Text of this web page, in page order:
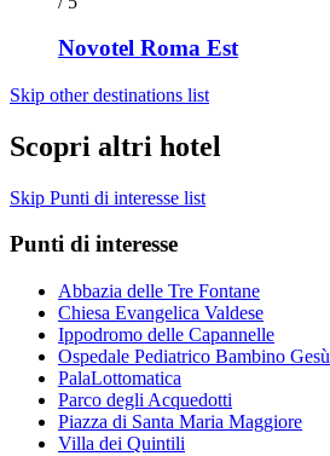
Novotel Roma Est
Skip other destinations list
Scopri altri hotel
Skip Punti di interesse list
Punti di interesse
Abbazia delle Tre Fontane
Chiesa Evangelica Valdese
Ippodromo delle Capannelle
Ospedale Pediatrico Bambino Gesù
PalaLottomatica
Parco degli Acquedotti
Piazza di Santa Maria Maggiore
Villa dei Quintili